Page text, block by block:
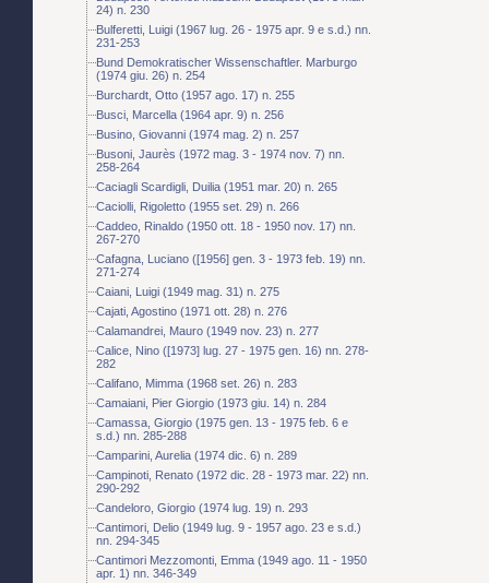
24) n. 230
Bulferetti, Luigi (1967 lug. 26 - 1975 apr. 9 e s.d.) nn.
231-253
Bund Demokratischer Wissenschaftler. Marburgo
(1974 giu. 26) n. 254
Burchardt, Otto (1957 ago. 17) n. 255
Busci, Marcella (1964 apr. 9) n. 256
Busino, Giovanni (1974 mag. 2) n. 257
Busoni, Jaurès (1972 mag. 3 - 1974 nov. 7) nn.
258-264
Caciagli Scardigli, Duilia (1951 mar. 20) n. 265
Caciolli, Rigoletto (1955 set. 29) n. 266
Caddeo, Rinaldo (1950 ott. 18 - 1950 nov. 17) nn.
267-270
Cafagna, Luciano ([1956] gen. 3 - 1973 feb. 19) nn.
271-274
Caiani, Luigi (1949 mag. 31) n. 275
Cajati, Agostino (1971 ott. 28) n. 276
Calamandrei, Mauro (1949 nov. 23) n. 277
Calice, Nino ([1973] lug. 27 - 1975 gen. 16) nn. 278-
282
Califano, Mimma (1968 set. 26) n. 283
Camaiani, Pier Giorgio (1973 giu. 14) n. 284
Camassa, Giorgio (1975 gen. 13 - 1975 feb. 6 e
s.d.) nn. 285-288
Camparini, Aurelia (1974 dic. 6) n. 289
Campinoti, Renato (1972 dic. 28 - 1973 mar. 22) nn.
290-292
Candeloro, Giorgio (1974 lug. 19) n. 293
Cantimori, Delio (1949 lug. 9 - 1957 ago. 23 e s.d.)
nn. 294-345
Cantimori Mezzomonti, Emma (1949 ago. 11 - 1950
apr. 1) nn. 346-349